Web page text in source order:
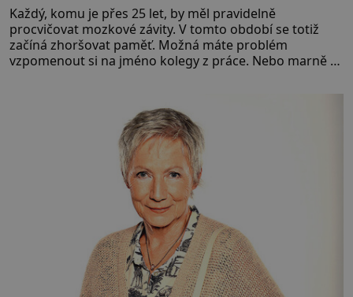
Každý, komu je přes 25 let, by měl pravidelně
procvičovat mozkové závity. V tomto období se totiž
začíná zhoršovat paměť. Možná máte problém
vzpomenout si na jméno kolegy z práce. Nebo marně v
rozhodla stávkovat. Cvičte